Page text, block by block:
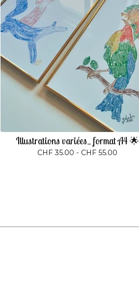
Illustrations variées_ format A4 🌟
CHF 35.00 - CHF 55.00